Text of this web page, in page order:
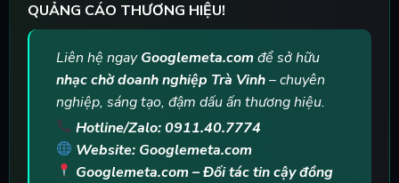
QUẢNG CÁO THƯƠNG HIỆU!
Liên hệ ngayGooglemeta.comđể sở hữu
nhạc chờ doanh nghiệp Trà Vinh– chuyên
nghiệp, sáng tạo, đậm dấu ấn thương hiệu.
Hotline/Zalo: 0911.40.7774
Website: Googlemeta.com
Googlemeta.com – Đối tác tin cậy đồng